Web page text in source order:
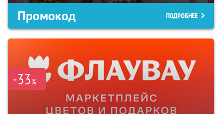
Промокод ПОДРОБНЕЕ
-33%